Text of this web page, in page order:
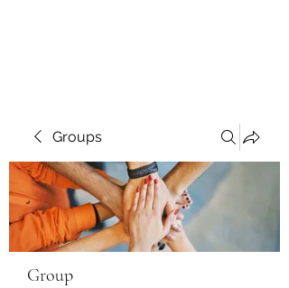
Groups
Group